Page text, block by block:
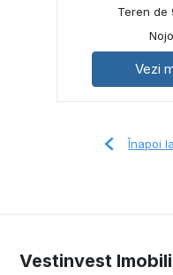
Teren de
Vezi
Înapoi
Vestinvest